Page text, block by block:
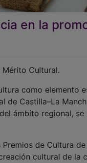
en la
Cultural.
como elemento
Castilla–La
ámbito regional,
de Cultura de
cultural de la